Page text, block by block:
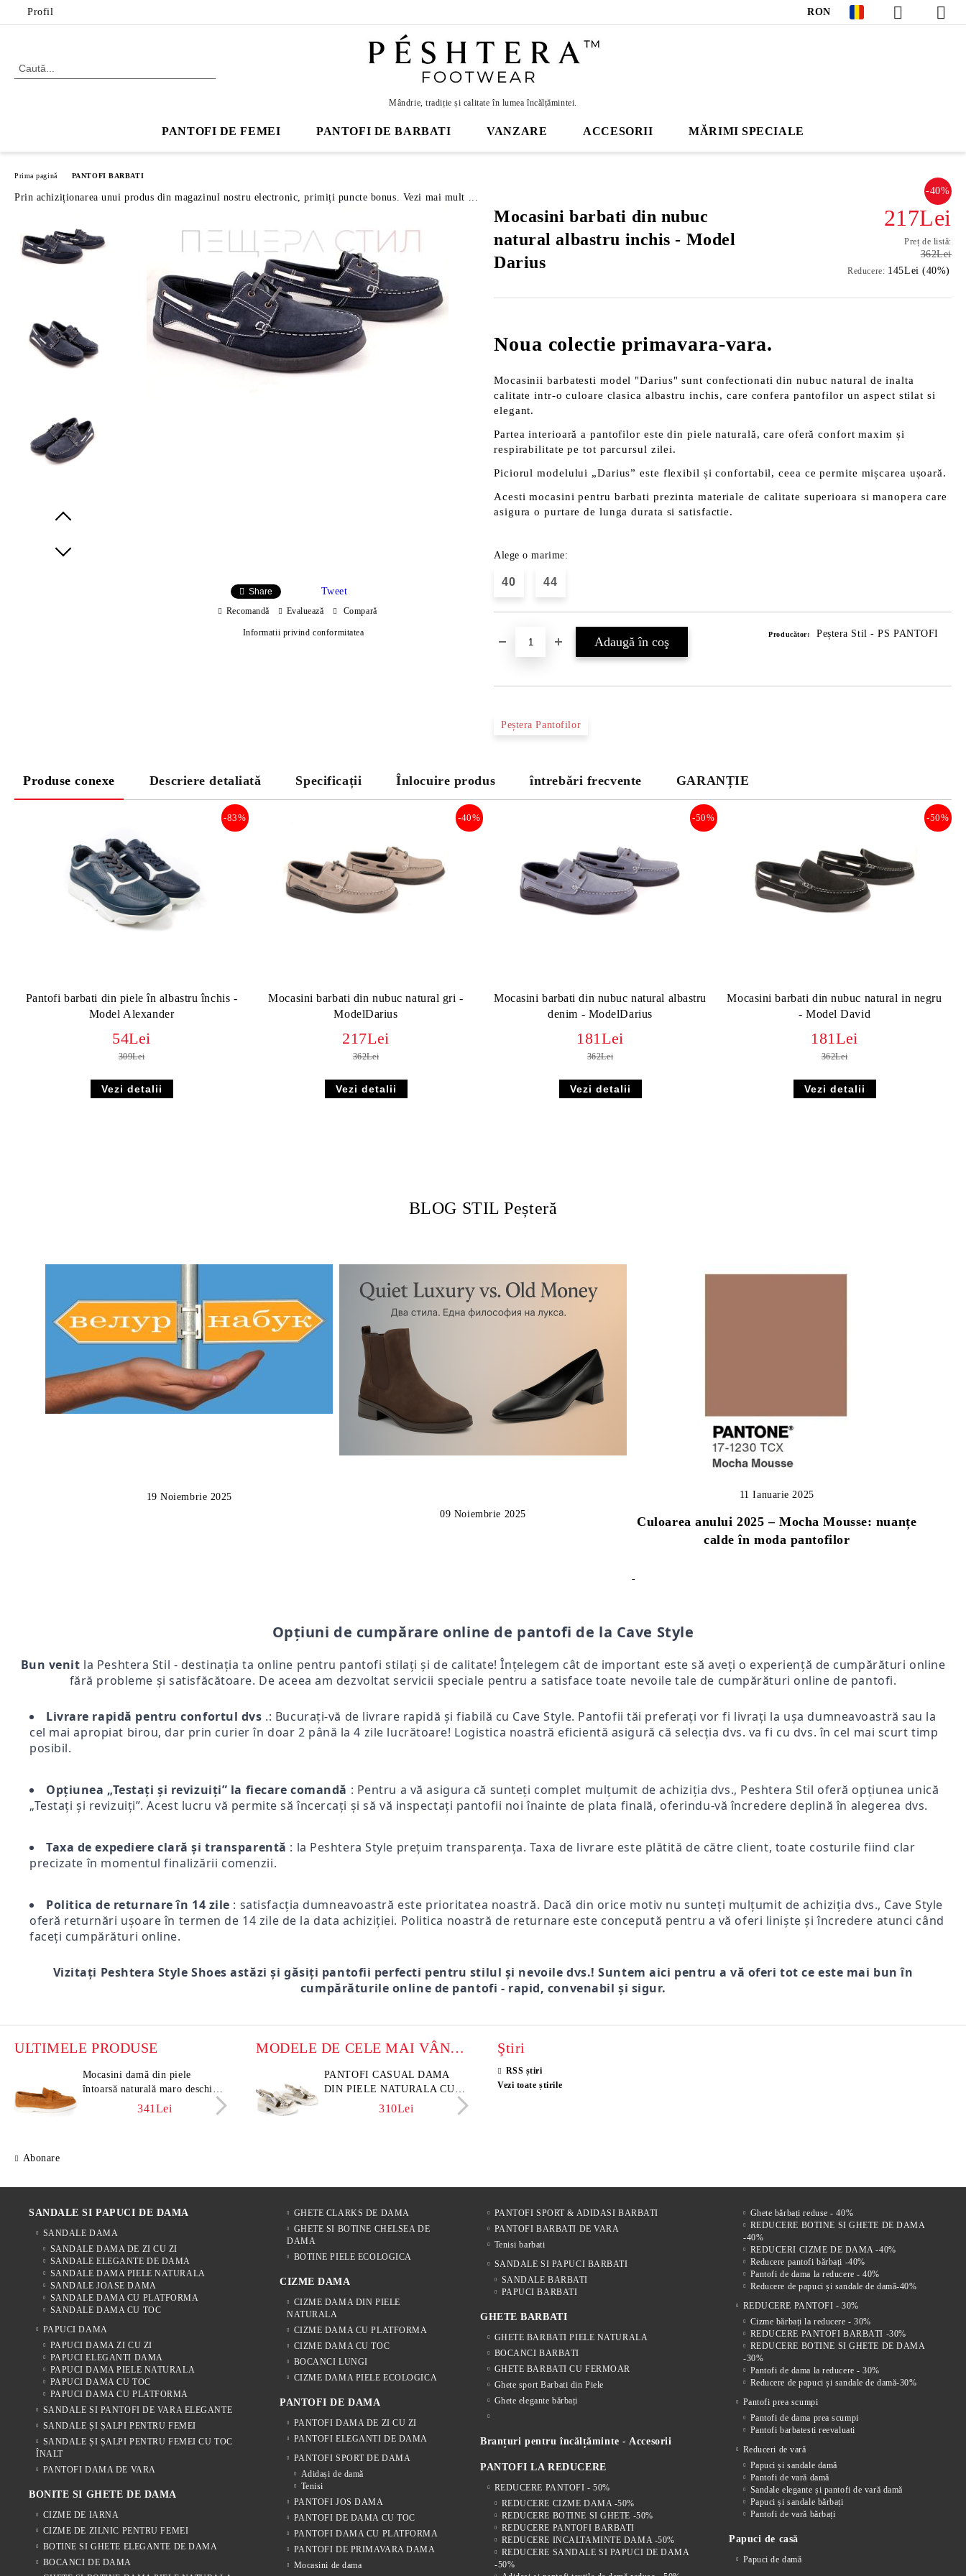
Profil RON
Mândrie, tradiție și calitate în lumea încălțămintei.
PANTOFI DE FEMEI PANTOFI DE BARBATI VANZARE ACCESORII MĂRIMI SPECIALE
Prima pagină PANTOFI BARBATI
Prin achiziționarea unui produs din magazinul nostru electronic, primiți puncte bonus. Vezi mai mult ...
Mocasini barbati din nubuc
natural albastru inchis - Model
Darius
-40%
217Lei
Preț de listă:
362Lei
Reducere: 145Lei (40%)
Noua colectie primavara-vara.
Mocasinii barbatesti model "Darius" sunt confectionati din nubuc natural de inalta
calitate intr-o culoare clasica albastru inchis, care confera pantofilor un aspect stilat si
elegant.
Partea interioară a pantofilor este din piele naturală, care oferă confort maxim și
respirabilitate pe tot parcursul zilei.
Piciorul modelului „Darius” este flexibil și confortabil, ceea ce permite mișcarea ușoară.
Acesti mocasini pentru barbati prezinta materiale de calitate superioara si manopera care
asigura o purtare de lunga durata si satisfactie.
Alege o marime:
40 44
Producător: Peștera Stil - PS PANTOFI
Peștera Pantofilor
Share Tweet
Recomandă Evaluează Compară
Informatii privind conformitatea
Produse conexe Descriere detaliată Specificații Înlocuire produs întrebări frecvente GARANȚIE
Pantofi barbati din piele în albastru închis -
Model Alexander
-83%
54Lei
309Lei
Vezi detalii
Mocasini barbati din nubuc natural gri -
ModelDarius
-40%
217Lei
362Lei
Vezi detalii
Mocasini barbati din nubuc natural albastru
denim - ModelDarius
-50%
181Lei
362Lei
Vezi detalii
Mocasini barbati din nubuc natural in negru
- Model David
-50%
181Lei
362Lei
Vezi detalii
BLOG STIL Peșteră
19 Noiembrie 2025
09 Noiembrie 2025
Culoarea anului 2025 – Mocha Mousse: nuanțe
calde în moda pantofilor
11 Ianuarie 2025
-
Opțiuni de cumpărare online de pantofi de la Cave Style
Bun venit la Peshtera Stil - destinația ta online pentru pantofi stilați și de calitate! Înțelegem cât de important este să aveți o experiență de cumpărături online
fără probleme și satisfăcătoare. De aceea am dezvoltat servicii speciale pentru a satisface toate nevoile tale de cumpărături online de pantofi.
Livrare rapidă pentru confortul dvs .: Bucurați-vă de livrare rapidă și fiabilă cu Cave Style. Pantofii tăi preferați vor fi livrați la ușa dumneavoastră sau la
cel mai apropiat birou, dar prin curier în doar 2 până la 4 zile lucrătoare! Logistica noastră eficientă asigură că selecția dvs. va fi cu dvs. în cel mai scurt timp
posibil.
Opțiunea „Testați și revizuiți” la fiecare comandă : Pentru a vă asigura că sunteți complet mulțumit de achiziția dvs., Peshtera Stil oferă opțiunea unică
„Testați și revizuiți”. Acest lucru vă permite să încercați și să vă inspectați pantofii noi înainte de plata finală, oferindu-vă încredere deplină în alegerea dvs.
Taxa de expediere clară și transparentă : la Peshtera Style prețuim transparența. Taxa de livrare este plătită de către client, toate costurile fiind clar
precizate în momentul finalizării comenzii.
Politica de returnare în 14 zile : satisfacția dumneavoastră este prioritatea noastră. Dacă din orice motiv nu sunteți mulțumit de achiziția dvs., Cave Style
oferă returnări ușoare în termen de 14 zile de la data achiziției. Politica noastră de returnare este concepută pentru a vă oferi liniște și încredere atunci când
faceți cumpărături online.
Vizitați Peshtera Style Shoes astăzi și găsiți pantofii perfecti pentru stilul și nevoile dvs.! Suntem aici pentru a vă oferi tot ce este mai bun în
cumpărăturile online de pantofi - rapid, convenabil și sigur.
ULTIMELE PRODUSE
Mocasini damă din piele
întoarsă naturală maro deschis –
341Lei
Mocasini damă din piele
întoarsă naturală maro închis –
Vero Lume
341Lei
Sandale damă din piele velur
naturală culoare maro deschis
Abonare
MODELE DE CELE MAI VÂNZATE
PANTOFI CASUAL DAMA
DIN PIELE NATURALA CU
IMPRIMEU FLORAL -
310Lei
ELIA MOVE – PANTOFI DE
VARĂ ALBI DIN PIELE
Ştiri
RSS știri
Vezi toate știrile
SANDALE SI PAPUCI DE DAMA
SANDALE DAMA
SANDALE DAMA DE ZI CU ZI
SANDALE ELEGANTE DE DAMA
SANDALE DAMA PIELE NATURALA
SANDALE JOASE DAMA
SANDALE DAMA CU PLATFORMA
SANDALE DAMA CU TOC
PAPUCI DAMA
PAPUCI DAMA ZI CU ZI
PAPUCI ELEGANTI DAMA
PAPUCI DAMA PIELE NATURALA
PAPUCI DAMA CU TOC
PAPUCI DAMA CU PLATFORMA
SANDALE SI PANTOFI DE VARA ELEGANTE
SANDALE ȘI ȘALPI PENTRU FEMEI
SANDALE ȘI ȘALPI PENTRU FEMEI CU TOC
ÎNALT
PANTOFI DAMA DE VARA
BONITE SI GHETE DE DAMA
CIZME DE IARNA
CIZME DE ZILNIC PENTRU FEMEI
BOTINE SI GHETE ELEGANTE DE DAMA
BOCANCI DE DAMA
GHETE CLARKS DE DAMA
GHETE SI BOTINE CHELSEA DE
DAMA
BOTINE PIELE ECOLOGICA
CIZME DAMA
CIZME DAMA DIN PIELE
NATURALA
CIZME DAMA CU PLATFORMA
CIZME DAMA CU TOC
BOCANCI LUNGI
CIZME DAMA PIELE ECOLOGICA
PANTOFI DE DAMA
PANTOFI DAMA DE ZI CU ZI
PANTOFI ELEGANTI DE DAMA
PANTOFI SPORT DE DAMA
Adidași de damă
Tenisi
PANTOFI JOS DAMA
PANTOFI DE DAMA CU TOC
PANTOFI DAMA CU PLATFORMA
PANTOFI DE PRIMAVARA DAMA
Mocasini de dama
PANTOFI SPORT & ADIDASI BARBATI
PANTOFI BARBATI DE VARA
Tenisi barbati
SANDALE SI PAPUCI BARBATI
SANDALE BARBATI
PAPUCI BARBATI
GHETE BARBATI
GHETE BARBATI PIELE NATURALA
BOCANCI BARBATI
GHETE BARBATI CU FERMOAR
Ghete sport Barbati din Piele
Ghete elegante bărbați
Branțuri pentru încălțăminte - Accesorii
PANTOFI LA REDUCERE
REDUCERE PANTOFI - 50%
REDUCERE CIZME DAMA -50%
REDUCERE BOTINE SI GHETE -50%
REDUCERE PANTOFI BARBATI
REDUCERE INCALTAMINTE DAMA -50%
REDUCERE SANDALE SI PAPUCI DE DAMA
-50%
Ghete bărbați reduse - 40%
REDUCERE BOTINE SI GHETE DE DAMA
-40%
REDUCERI CIZME DE DAMA -40%
Reducere pantofi bărbați -40%
Pantofi de dama la reducere - 40%
Reducere de papuci și sandale de damă-40%
REDUCERE PANTOFI - 30%
Cizme bărbați la reducere - 30%
REDUCERE PANTOFI BARBATI -30%
REDUCERE BOTINE SI GHETE DE DAMA
-30%
Pantofi de dama la reducere - 30%
Reducere de papuci și sandale de damă-30%
Pantofi prea scumpi
Pantofi de dama prea scumpi
Pantofi barbatesti reevaluati
Reduceri de vară
Papuci și sandale damă
Pantofi de vară damă
Sandale elegante și pantofi de vară damă
Papuci și sandale bărbați
Pantofi de vară bărbați
Papuci de casă
Papuci de damă